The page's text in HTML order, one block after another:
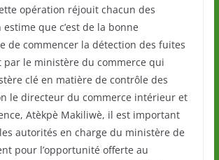
opération réjouit chacun des
estime que c’est de la bonne
de commencer la détection des fuites
le ministère du commerce qui
clé en matière de contrôle des
le directeur du commerce intérieur et
Atèkpè Makiliwè, il est important
autorités en charge du ministère de
pour l’opportunité offerte au